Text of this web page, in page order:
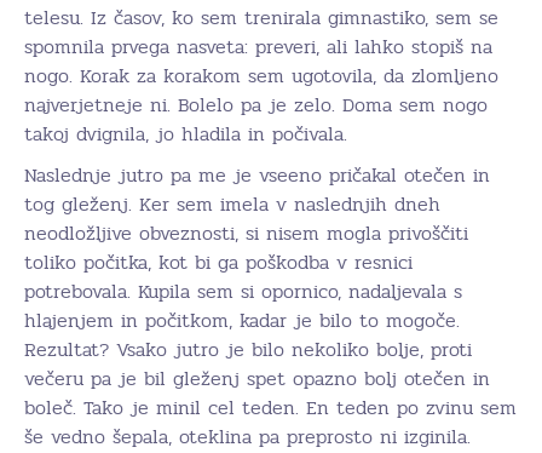
telesu. Iz časov, ko sem trenirala gimnastiko, sem se
spomnila prvega nasveta: preveri, ali lahko stopiš na
nogo. Korak za korakom sem ugotovila, da zlomljeno
najverjetneje ni. Bolelo pa je zelo. Doma sem nogo
takoj dvignila, jo hladila in počivala.
Naslednje jutro pa me je vseeno pričakal otečen in
tog gleženj. Ker sem imela v naslednjih dneh
neodložljive obveznosti, si nisem mogla privoščiti
toliko počitka, kot bi ga poškodba v resnici
potrebovala. Kupila sem si opornico, nadaljevala s
hlajenjem in počitkom, kadar je bilo to mogoče.
Rezultat? Vsako jutro je bilo nekoliko bolje, proti
večeru pa je bil gleženj spet opazno bolj otečen in
boleč. Tako je minil cel teden. En teden po zvinu sem
še vedno šepala, oteklina pa preprosto ni izginila.